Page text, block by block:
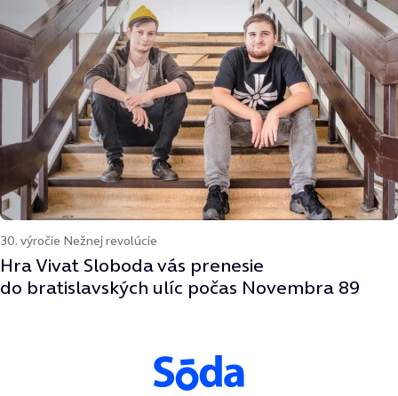
30. výročie Nežnej revolúcie
Hra Vivat Sloboda vás prenesie
do bratislavských ulíc počas Novembra 89